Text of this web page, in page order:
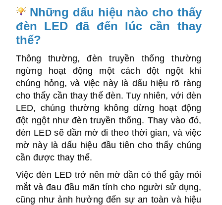
Những dấu hiệu nào cho thấy
đèn LED đã đến lúc cần thay
thế?
Thông thường,
đèn truyền thống thường
ngừng hoạt động một cách đột ngột khi
chúng hỏng, và việc này là dấu hiệu rõ ràng
cho thấy cần thay thế đèn.Tuy nhiên, với đèn
LED, chúng thường không dừng hoạt động
đột ngột như đèn truyền thống. Thay vào đó,
đèn LED sẽ dần mờ đi theo thời gian, và việc
mờ này là dấu hiệu đầu tiên cho thấy chúng
cần được thay thế.
Việc đèn LED trở nên mờ dần có thể gây mỏi
mắt và đau đầu mãn tính cho người sử dụng,
cũng như ảnh hưởng đến sự an toàn và hiệu